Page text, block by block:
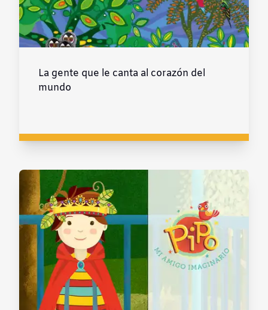
La gente que le canta al corazón del
mundo